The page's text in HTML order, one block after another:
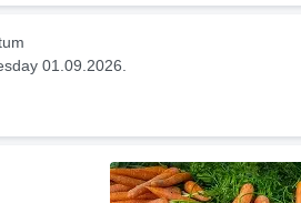
01.09.2026.